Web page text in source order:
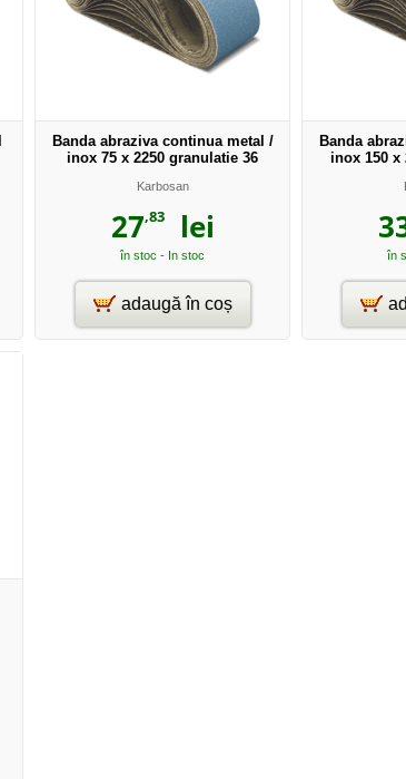
Banda abraziva continua metal /
inox 75 x 2250 granulatie 36
Karbosan
27,83lei
în stoc - In stoc
adaugă în coș
Banda
inox 150 x
în